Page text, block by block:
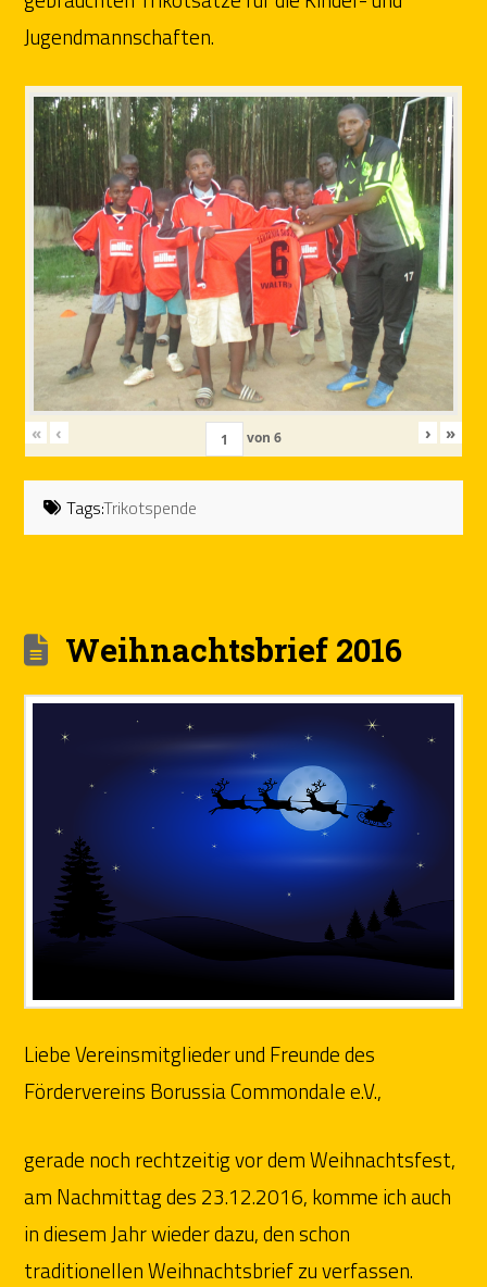
Jugendmannschaften.
« ‹ von 6 › »
Tags:Trikotspende
Weihnachtsbrief 2016
Liebe Vereinsmitglieder und Freunde des
Fördervereins Borussia Commondale e.V.,
gerade noch rechtzeitig vor dem Weihnachtsfest,
am Nachmittag des 23.12.2016, komme ich auch
in diesem Jahr wieder dazu, den schon
traditionellen Weihnachtsbrief zu verfassen.